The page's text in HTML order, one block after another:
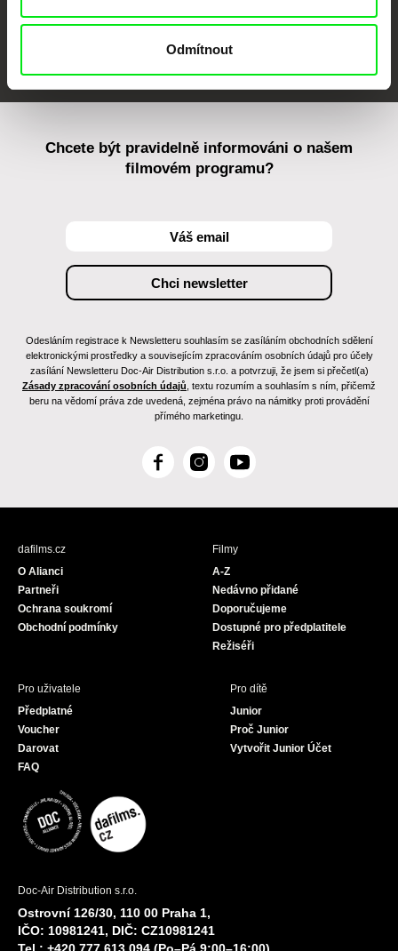
Odmítnout
Chcete být pravidelně informováni o našem
filmovém programu?
Odesláním registrace k Newsletteru souhlasím se zasíláním obchodních sdělení
elektronickými prostředky a souvisejícím zpracováním osobních údajů pro účely
zasílání Newsletteru Doc-Air Distribution s.r.o. a potvrzuji, že jsem si přečetl(a)
Zásady zpracování osobních údajů , textu rozumím a souhlasím s ním, přičemž
beru na vědomí práva zde uvedená, zejména právo na námitky proti provádění
přímého marketingu.
F
c
I
s
Y
u
dafilms.cz
O Alianci
Partneři
Ochrana soukromí
Obchodní podmínky
Filmy
A-Z
Nedávno přidané
Doporučujeme
Dostupné pro předplatitele
Režiséři
Pro uživatele
Předplatné
Voucher
Darovat
FAQ
Pro dítě
Junior
Proč Junior
Vytvořit Junior Účet
Doc-Air Distribution s.r.o.
Ostrovní 126/30, 110 00 Praha 1,
IČO: 10981241, DIČ: CZ10981241
Tel.: +420 777 613 094 (Po–Pá 9:00–16:00)